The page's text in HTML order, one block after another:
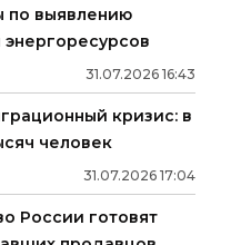
по выявлению
31.07.2026 16:43
кризис: в
человек
31.07.2026 17:04
России готовят